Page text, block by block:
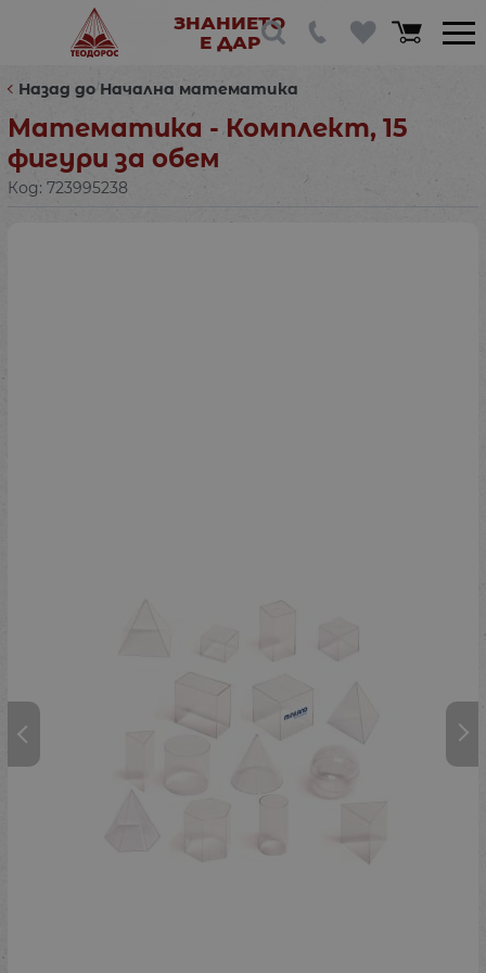
ЗНАНИЕТО
Е ДАР
Назад до Начална математика
Математика - Комплект, 15
фигури за обем
Код: 723995238